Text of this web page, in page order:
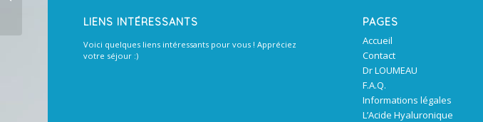
LIENS INTÉRESSANTS
Voici quelques liens intéressants pour vous ! Appréciez
votre séjour :)
PAGES
Accueil
Contact
Dr LOUMEAU
F.A.Q.
Informations légales
L’Acide Hyaluronique